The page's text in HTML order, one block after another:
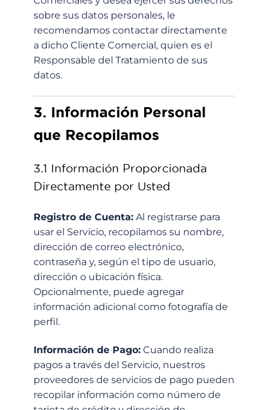
sobre sus datos personales, le
recomendamos contactar directamente
a dicho Cliente Comercial, quien es el
Responsable del Tratamiento de sus
datos.
3. Información Personal
que Recopilamos
3.1 Información Proporcionada
Directamente por Usted
Registro de Cuenta: Al registrarse para
usar el Servicio, recopilamos su nombre,
dirección de correo electrónico,
contraseña y, según el tipo de usuario,
dirección o ubicación física.
Opcionalmente, puede agregar
información adicional como fotografía de
perfil.
Información de Pago: Cuando realiza
pagos a través del Servicio, nuestros
proveedores de servicios de pago pueden
recopilar información como número de